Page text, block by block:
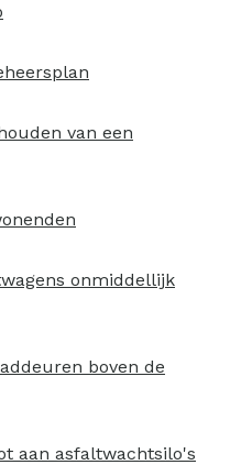
van een
onmiddellijk
boven de
aan asfaltwachtsilo's